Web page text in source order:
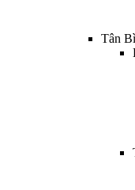
Tân